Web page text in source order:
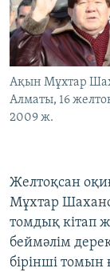
Ақын Мұхтар
Алматы, 16
2009 ж.
Желтоқсан
Мұхтар
томдық кітап
беймәлім
бірінші